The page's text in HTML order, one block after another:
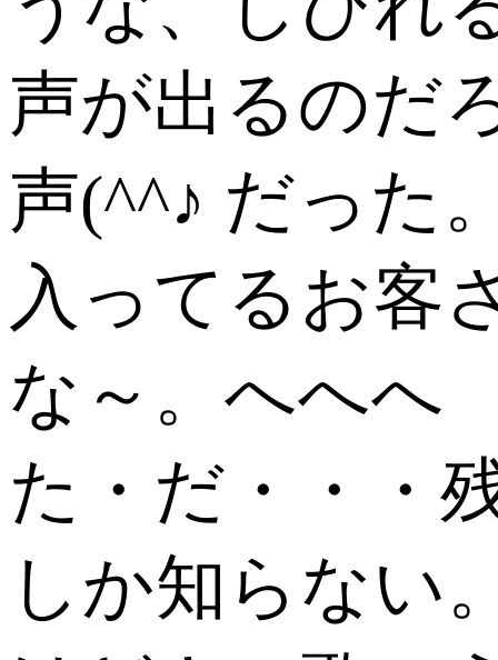
声が出るのだ
声(^^♪ だった
入ってるお客
な～。へへへ
た・だ・・・
しか知らない